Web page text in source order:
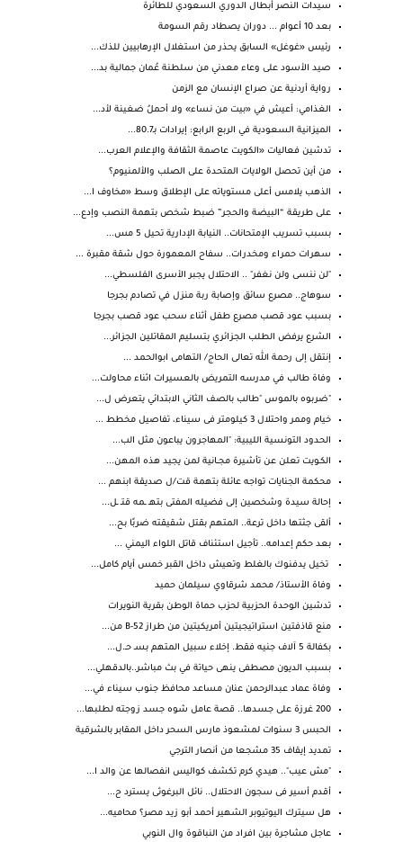
سيدات النصر أبطال الدوري السعودي للطائرة
بعد 10 أعوام ... دوران يصطاد رقم السومة
رئيس «غوغل» السابق يحذر من استغلال الإرهابيين للذك...
صيد الأسود على وعاء معدني من سلطنة عُمان جمالية بد...
رواية أردنية عن صراع الإنسان مع الزمن
الغذامي: أعيش في «بيت من نساء» ولا أحملُ ضغينة لأد...
الميزانية السعودية في الربع الرابع: إيرادات بـ80.7...
تدشين فعاليات «الكويت عاصمة الثقافة والإعلام العرب...
من أين تحصل الولايات المتحدة على الصلب والألمنيوم؟
الذهب يلامس أعلى مستوياته على الإطلاق وسط «مخاوف ا...
على طريقة “البيضة والحجر” ضبط شخص بتهمة النصب وإدع...
بسبب تسريب الإمتحانات.. النيابة الإدارية تحيل 5 مس...
سهرات حمراء ومخدرات.. سفاح المعمورة حول شقة مقبرة ...
"لن ننسى ولن نغفر" .. الاحتلال يجبر الأسرى الفلسطي...
سوهاج.. مصرع سائق وإصابة ربة منزل في تصادم بجرجا
بسبب عود قصب مصرع طفل أثناء سحب عود قصب بجرجا
الشرع يرفض الطلب الجزائري بتسليم المقاتلين الجزائر...
إنتقل إلى رحمة الله تعالى الحاج/ التهامى ابوالحمد ...
وفاة طالب في مدرسه التمريض بالعسيرات اثناء محاولت...
"ضربوه بالموس "طالب بالصف الثاني الابتدائي يتعرض ل...
خيام وممر واحتلال 3 كيلومتر فى سيناء، تفاصيل مخطط ...
الحدود التونسية الليبية: "المهاجرون يباعون مثل الب...
الكـويت تعلن عن تأشيرة مجــانية لمن يجيد هذه المهن...
محكمة الجنايات تواجه عائلة بتهمة قت/ل صديقة ابنهم ...
إحالة سيدة وشخصين إلى فضيله المفتى بتهـ ـمه قتـ ـل...
ألقى جثتها داخل ترعة.. المتهم بقتل شقيقته ضربًا بح...
بعد حكم إعدامه.. تأجيل استئناف قاتل اللواء اليمني ...
تخيل يدفنوك بالغلط وتعيش داخل القبر خمس أيام كامل...
وفاة الأستاذ/ محمد شرقاوي سيلمان حميد
تدشين الوحدة الحزبية لحزب حماة الوطن بقرية النويرات
منع قاذفتين استراتيجيتين أمريكيتين من طراز B-52 من...
بكفالة 5 آلاف جنيه فقط. إخلاء سبيل المتهم بسـ حـ.ل...
بسبب الديون مصطفى ينهى حياتة في بث مباشر..بالدقهلي...
وفاة عماد عبدالرحمن عنان مساعد محافظ جنوب سيناء في...
200 غرزة على جسدها.. قصة عامل شوه جسد زوجته لطلبها...
الحبس 3 سنوات لمشعوذ مارس السحر داخل المقابر بالشرقية
تمديد إيقاف 35 مشجعا من أنصار الترجي
"مش عيب".. هيدي كرم تكشف كواليس انفصالها عن والد ا...
أقدم أسير فى سجون الاحتلال.. نائل البرغوثى يسترد ح...
هل سيترك اليوتيوبر الشهير أحمد أبو زيد مصر؟ محاميه...
عاجل مشاجرة بين افراد من النباقوة وال النوبي